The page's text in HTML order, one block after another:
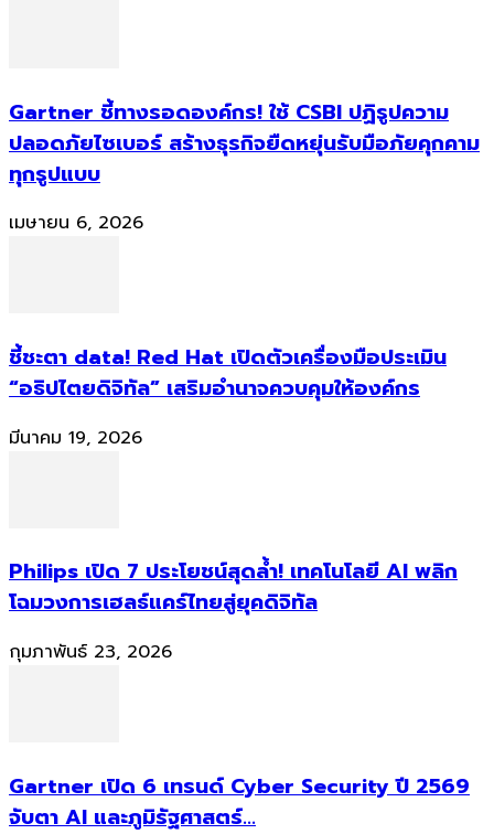
Gartner ชี้ทางรอดองค์กร! ใช้ CSBI ปฏิรูปความ
ปลอดภัยไซเบอร์ สร้างธุรกิจยืดหยุ่นรับมือภัยคุกคาม
ทุกรูปแบบ
เมษายน 6, 2026
ชี้ชะตา data! Red Hat เปิดตัวเครื่องมือประเมิน
“อธิปไตยดิจิทัล” เสริมอำนาจควบคุมให้องค์กร
มีนาคม 19, 2026
Philips เปิด 7 ประโยชน์สุดล้ำ! เทคโนโลยี AI พลิก
โฉมวงการเฮลธ์แคร์ไทยสู่ยุคดิจิทัล
กุมภาพันธ์ 23, 2026
Gartner เปิด 6 เทรนด์ Cyber Security ปี 2569
จับตา AI และภูมิรัฐศาสตร์...